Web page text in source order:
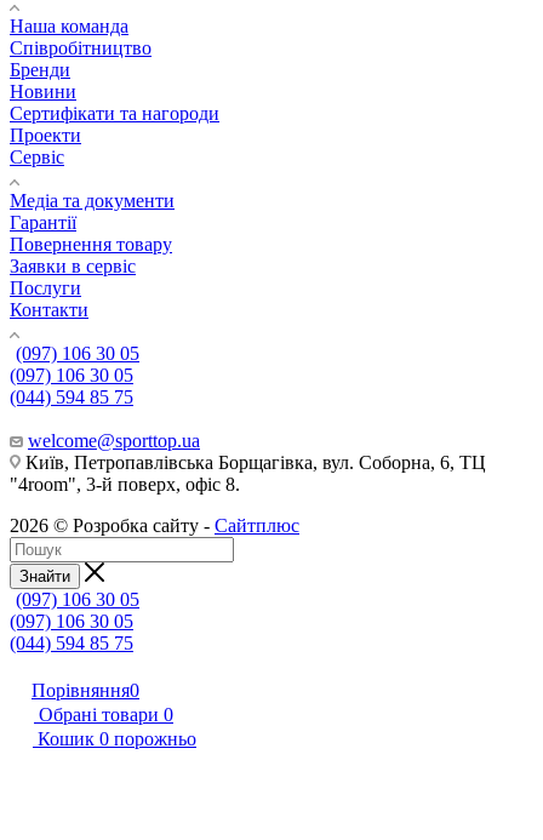
Наша команда
Співробітництво
Бренди
Новини
Сертифікати та нагороди
Проекти
Сервіс
Медіа та документи
Гарантії
Повернення товару
Заявки в сервіс
Послуги
Контакти
(097) 106 30 05
(097) 106 30 05
(044) 594 85 75
welcome@sporttop.ua
Київ, Петропавлівська Борщагівка, вул. Соборна, 6, ТЦ
"4room", 3-й поверх, офіс 8.
2026 © Розробка сайту - Сайтплюс
Знайти
(097) 106 30 05
(097) 106 30 05
(044) 594 85 75
Порівняння0
Обрані товари 0
Кошик 0 порожньо